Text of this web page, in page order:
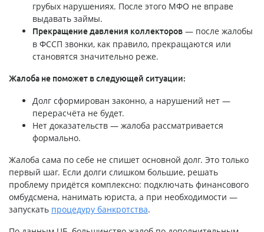
грубых нарушениях. После этого МФО не вправе
выдавать займы.
Прекращение давления коллекторов — после жалобы
в ФССП звонки, как правило, прекращаются или
становятся значительно реже.
Жалоба не поможет в следующей ситуации:
Долг сформирован законно, а нарушений нет —
перерасчёта не будет.
Нет доказательств — жалоба рассматривается
формально.
Жалоба сама по себе не спишет основной долг. Это только
первый шаг. Если долги слишком большие, решать
проблему придётся комплексно: подключать финансового
омбудсмена, нанимать юриста, а при необходимости —
запускать процедуру банкротства.